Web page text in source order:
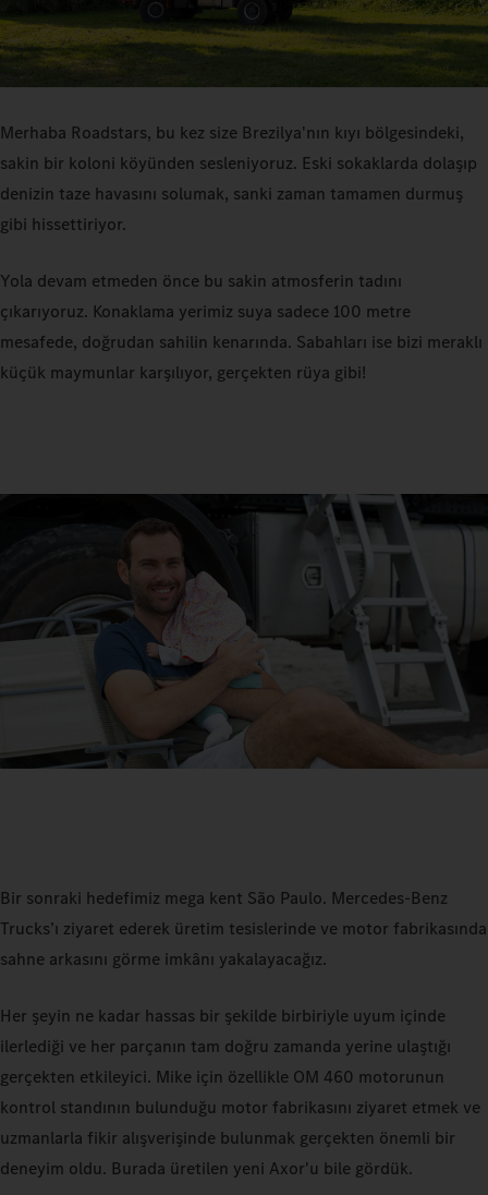
Merhaba Roadstars, bu kez size Brezilya'nın kıyı bölgesindeki,
sakin bir koloni köyünden sesleniyoruz. Eski sokaklarda dolaşıp
denizin taze havasını solumak, sanki zaman tamamen durmuş
gibi hissettiriyor.
Yola devam etmeden önce bu sakin atmosferin tadını
çıkarıyoruz. Konaklama yerimiz suya sadece 100 metre
mesafede, doğrudan sahilin kenarında. Sabahları ise bizi meraklı
küçük maymunlar karşılıyor, gerçekten rüya gibi!
Bir sonraki hedefimiz mega kent São Paulo. Mercedes‑Benz
Trucks’ı ziyaret ederek üretim tesislerinde ve motor fabrikasında
sahne arkasını görme imkânı yakalayacağız.
Her şeyin ne kadar hassas bir şekilde birbiriyle uyum içinde
ilerlediği ve her parçanın tam doğru zamanda yerine ulaştığı
gerçekten etkileyici. Mike için özellikle OM 460 motorunun
kontrol standının bulunduğu motor fabrikasını ziyaret etmek ve
uzmanlarla fikir alışverişinde bulunmak gerçekten önemli bir
deneyim oldu. Burada üretilen yeni Axor'u bile gördük.